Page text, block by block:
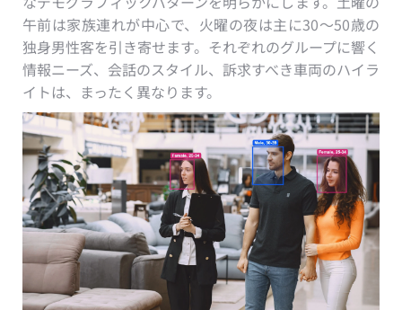
午前は家族連れが中心で、火曜の夜は主に30〜50歳の
独身男性客を引き寄せます。それぞれのグループに響く
情報ニーズ、会話のスタイル、訴求すべき車両のハイラ
イトは、まったく異なります。